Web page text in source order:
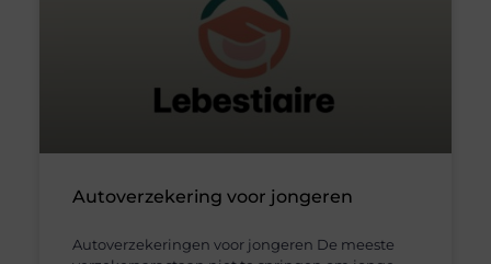
Autoverzekering voor jongeren
Autoverzekeringen voor jongeren De meeste